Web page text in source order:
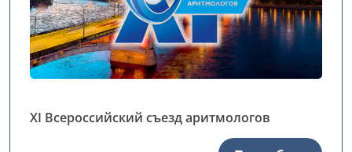
XI Всероссийский съезд аритмологов